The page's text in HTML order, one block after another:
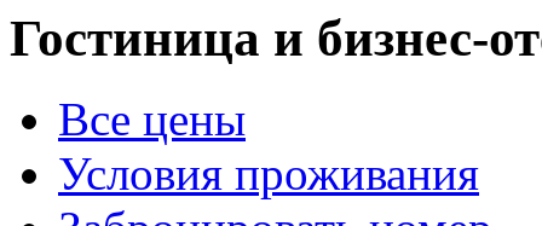
Гостиница и бизнес-
Все цены
Условия проживания